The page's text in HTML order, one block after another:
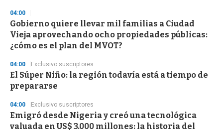
04:00
Gobierno quiere llevar mil familias a Ciudad
Vieja aprovechando ocho propiedades públicas:
¿cómo es el plan del MVOT?
04:00 Exclusivo suscriptores
El Súper Niño: la región todavía está a tiempo de
prepararse
04:00 Exclusivo suscriptores
Emigró desde Nigeria y creó una tecnológica
valuada en US$ 3.000 millones: la historia del